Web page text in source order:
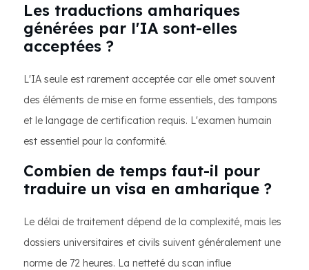
Les traductions amhariques
générées par l'IA sont-elles
acceptées ?
L'IA seule est rarement acceptée car elle omet souvent
des éléments de mise en forme essentiels, des tampons
et le langage de certification requis. L'examen humain
est essentiel pour la conformité.
Combien de temps faut-il pour
traduire un visa en amharique ?
Le délai de traitement dépend de la complexité, mais les
dossiers universitaires et civils suivent généralement une
norme de 72 heures. La netteté du scan influe